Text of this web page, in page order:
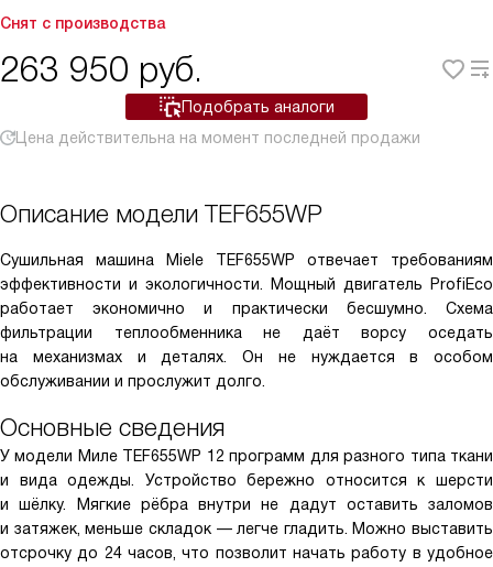
Снят с производства
263 950 руб.
Подобрать аналоги
Цена действительна на момент последней продажи
Описание модели TEF655WP
Сушильная машина Miele TEF655WP отвечает требованиям
эффективности и экологичности. Мощный двигатель ProfiEco
работает экономично и практически бесшумно. Схема
фильтрации теплообменника не даёт ворсу оседать
на механизмах и деталях. Он не нуждается в особом
обслуживании и прослужит долго.
Основные сведения
У модели Миле TEF655WP 12 программ для разного типа ткани
и вида одежды. Устройство бережно относится к шерсти
и шёлку. Мягкие рёбра внутри не дадут оставить заломов
и затяжек, меньше складок — легче гладить. Можно выставить
отсрочку до 24 часов, что позволит начать работу в удобное